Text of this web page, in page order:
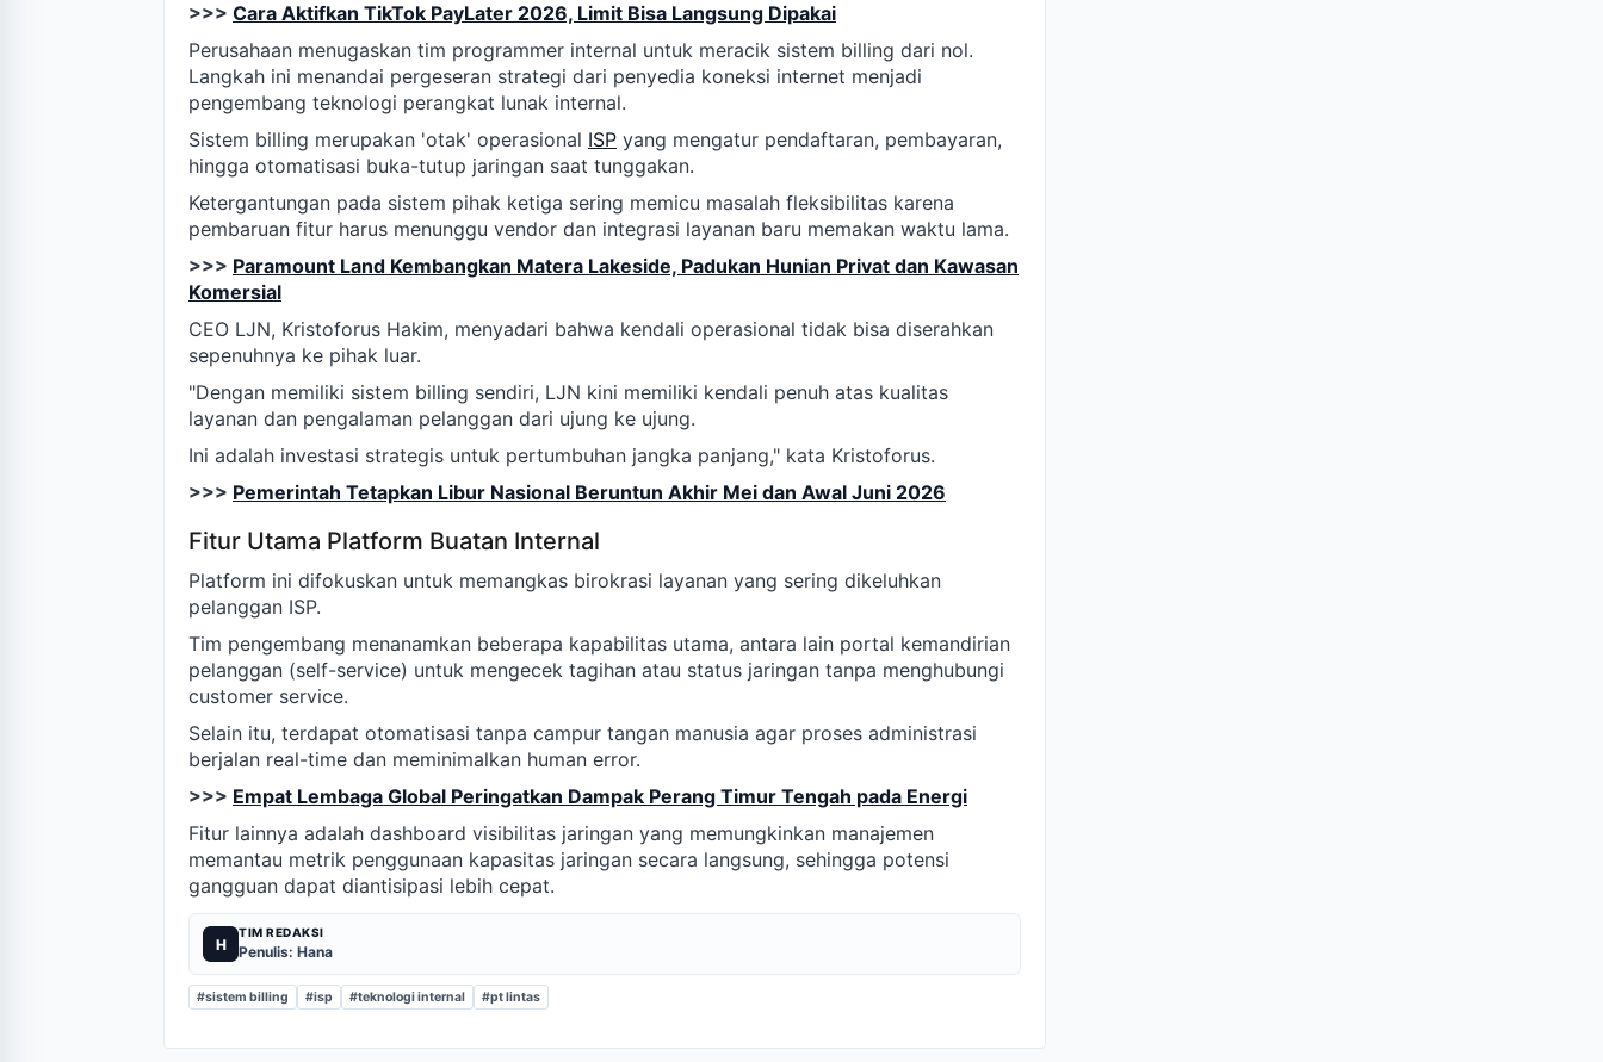
>>> Cara Aktifkan TikTok PayLater 2026, Limit Bisa Langsung Dipakai
Perusahaan menugaskan tim programmer internal untuk meracik sistem billing dari nol.
Langkah ini menandai pergeseran strategi dari penyedia koneksi internet menjadi
pengembang teknologi perangkat lunak internal.
Sistem billing merupakan 'otak' operasional ISP yang mengatur pendaftaran, pembayaran,
hingga otomatisasi buka-tutup jaringan saat tunggakan.
Ketergantungan pada sistem pihak ketiga sering memicu masalah fleksibilitas karena
pembaruan fitur harus menunggu vendor dan integrasi layanan baru memakan waktu lama.
>>> Paramount Land Kembangkan Matera Lakeside, Padukan Hunian Privat dan Kawasan
Komersial
CEO LJN, Kristoforus Hakim, menyadari bahwa kendali operasional tidak bisa diserahkan
sepenuhnya ke pihak luar.
"Dengan memiliki sistem billing sendiri, LJN kini memiliki kendali penuh atas kualitas
layanan dan pengalaman pelanggan dari ujung ke ujung.
Ini adalah investasi strategis untuk pertumbuhan jangka panjang," kata Kristoforus.
>>> Pemerintah Tetapkan Libur Nasional Beruntun Akhir Mei dan Awal Juni 2026
Fitur Utama Platform Buatan Internal
Platform ini difokuskan untuk memangkas birokrasi layanan yang sering dikeluhkan
pelanggan ISP.
Tim pengembang menanamkan beberapa kapabilitas utama, antara lain portal kemandirian
pelanggan (self-service) untuk mengecek tagihan atau status jaringan tanpa menghubungi
customer service.
Selain itu, terdapat otomatisasi tanpa campur tangan manusia agar proses administrasi
berjalan real-time dan meminimalkan human error.
>>> Empat Lembaga Global Peringatkan Dampak Perang Timur Tengah pada Energi
Fitur lainnya adalah dashboard visibilitas jaringan yang memungkinkan manajemen
memantau metrik penggunaan kapasitas jaringan secara langsung, sehingga potensi
gangguan dapat diantisipasi lebih cepat.
H
TIM REDAKSI
Penulis: Hana
#sistem billing #isp #teknologi internal #pt lintas